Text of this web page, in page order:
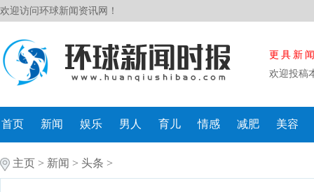
欢迎访问环球新闻资讯网！
更具新
欢迎投稿
首页 新闻 娱乐 男人 育儿 情感 减肥 美容
主页 > 新闻 > 头条 >